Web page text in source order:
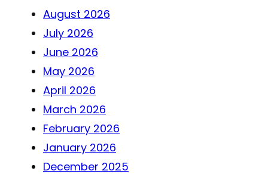
August 2026
July 2026
June 2026
May 2026
April 2026
March 2026
February 2026
January 2026
December 2025